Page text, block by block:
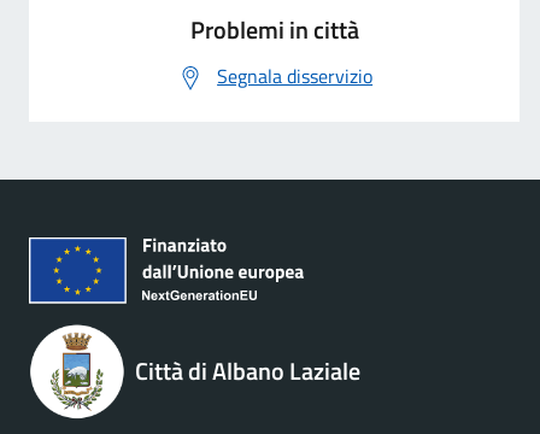
Problemi in città
Segnala disservizio
Città di Albano Laziale